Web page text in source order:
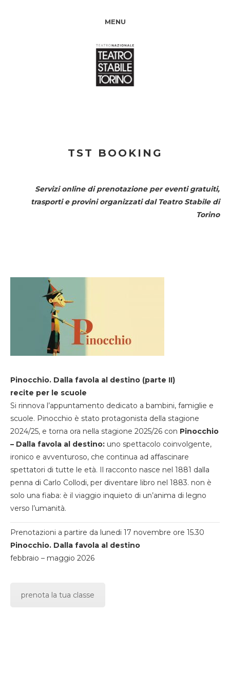
MENU
TST BOOKING
Servizi online di prenotazione per eventi gratuiti,
trasporti e provini organizzati dal Teatro Stabile di
Torino
Pinocchio. Dalla favola al destino (parte II)
recite per le scuole
Si rinnova l’appuntamento dedicato a bambini, famiglie e
scuole. Pinocchio è stato protagonista della stagione
2024/25, e torna ora nella stagione 2025/26 con Pinocchio
– Dalla favola al destino: uno spettacolo coinvolgente,
ironico e avventuroso, che continua ad affascinare
spettatori di tutte le età. Il racconto nasce nel 1881 dalla
penna di Carlo Collodi, per diventare libro nel 1883. non è
solo una fiaba: è il viaggio inquieto di un’anima di legno
verso l’umanità.
Prenotazioni a partire da lunedi 17 novembre ore 15.30
Pinocchio. Dalla favola al destino
febbraio – maggio 2026
prenota la tua classe